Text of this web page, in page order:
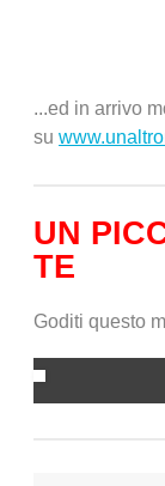
...ed in arrivo
su
UN
TE
Goditi questo